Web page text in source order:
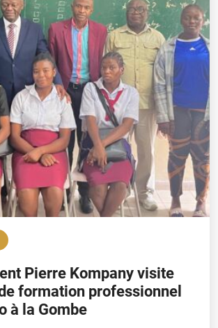
Pierre Kompany visite
formation professionnel
à la Gombe